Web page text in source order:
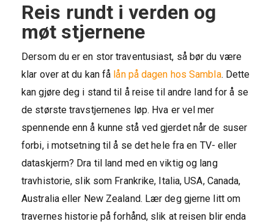
Reis rundt i verden og
møt stjernene
Dersom du er en stor traventusiast, så bør du være
klar over at du kan få lån på dagen hos Sambla. Dette
kan gjøre deg i stand til å reise til andre land for å se
de største travstjernenes løp. Hva er vel mer
spennende enn å kunne stå ved gjerdet når de suser
forbi, i motsetning til å se det hele fra en TV- eller
dataskjerm? Dra til land med en viktig og lang
travhistorie, slik som Frankrike, Italia, USA, Canada,
Australia eller New Zealand. Lær deg gjerne litt om
travernes historie på forhånd, slik at reisen blir enda